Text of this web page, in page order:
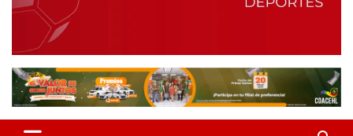
Diario House